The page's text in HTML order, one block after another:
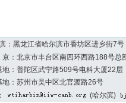
：黑龙江省哈尔滨市香坊区进乡街
北京市丰台区南四环西路188号总
地：普陀区武宁路509号电科大厦22层
地：苏州市吴中区北官渡路26号
(哈尔滨)